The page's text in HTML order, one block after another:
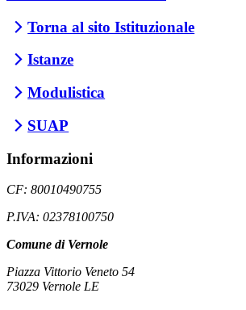
Torna al sito Istituzionale
Istanze
Modulistica
SUAP
Informazioni
CF: 80010490755
P.IVA: 02378100750
Comune di Vernole
Piazza Vittorio Veneto 54
73029 Vernole LE